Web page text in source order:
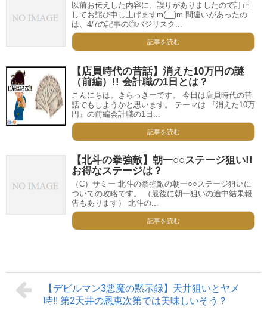
以前お伝えした内容に、誤りがありましたので訂正
してお詫び申し上げますm(__)m 間違いがあったの
は、4/7の記事の◎バジリスク...
記事を読む
【店員時代の昔話】消えた10万円の謎
（前編）!! 会計職の1日とは？
こんにちは。きらっきーです。 今日は店員時代の昔
話でもしようかと思います。 テーマは 『消えた10万
円』の前編会計職の1日...
記事を読む
【北斗の拳強敵】朝一○○ステージ狙い!!
お得なステージは？
（C）サミー 北斗の拳強敵の朝一○○ステージ狙いに
ついての攻略です。 （最後に朝一狙いの途中結果報
告もあります） 北斗の...
記事を読む
【デビルマン3悪魔の黙示録】天井狙いとヤメ
時!! 第2天井の恩恵次第では美味しいそう？